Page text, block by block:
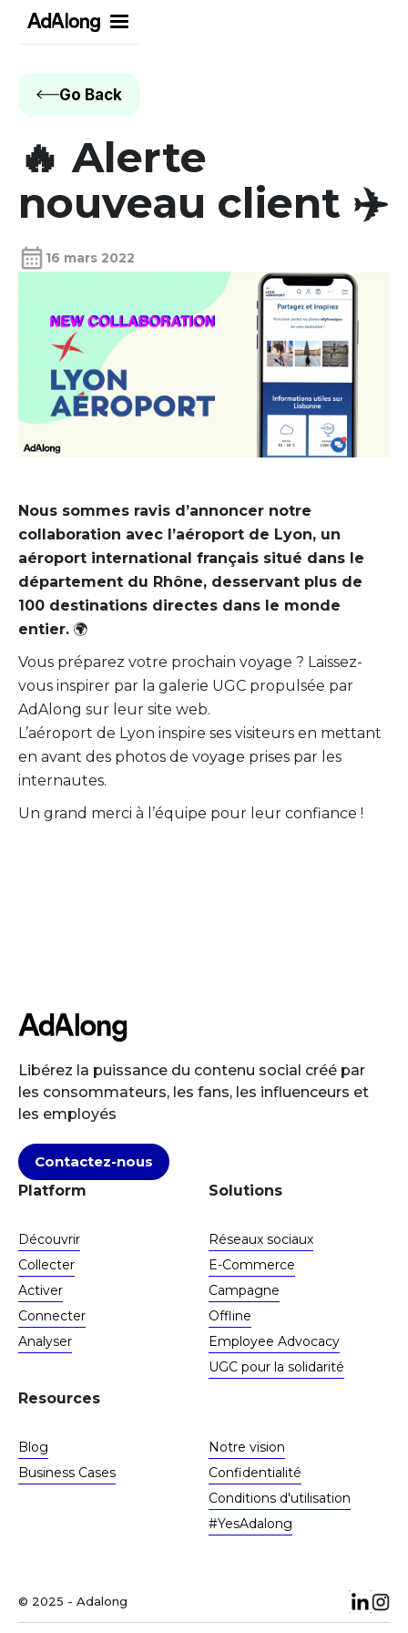
Go Back
🔥 Alerte
nouveau client ✈️
calendar_month 16 mars 2022
Nous sommes ravis d’annoncer notre
collaboration avec l’aéroport de Lyon, un
aéroport international français situé dans le
département du Rhône, desservant plus de
100 destinations directes dans le monde
entier. 🌍
Vous préparez votre prochain voyage ? Laissez-
vous inspirer par la galerie UGC propulsée par
AdAlong sur leur site web.
L’aéroport de Lyon inspire ses visiteurs en mettant
en avant des photos de voyage prises par les
internautes.
Un grand merci à l’équipe pour leur confiance !
Libérez la puissance du contenu social créé par
les consommateurs, les fans, les influenceurs et
les employés
Contactez-nous
Platform
Découvrir
Collecter
Activer
Connecter
Analyser
Solutions
Réseaux sociaux
E-Commerce
Campagne
Offline
Employee Advocacy
UGC pour la solidarité
Resources
Blog
Business Cases
Notre vision
Confidentialité
Conditions d'utilisation
#YesAdalong
© 2025 - Adalong